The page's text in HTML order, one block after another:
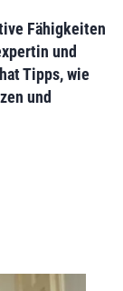
Fähigkeiten
und
Tipps, wie
und